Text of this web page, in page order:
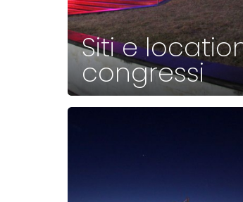
Siti e
congressi